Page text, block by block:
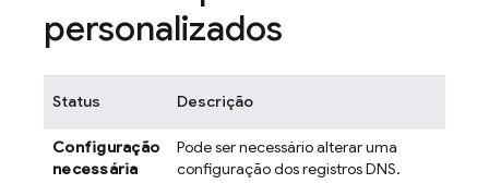
personalizados
Status Descrição
Configuração
necessária
Pode ser necessário alterar uma
configuração dos registros DNS.